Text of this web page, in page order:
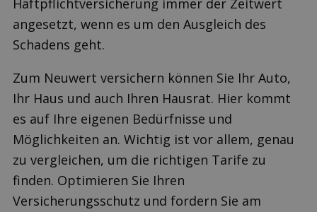
Haftpflichtversicherung immer der Zeitwert
angesetzt, wenn es um den Ausgleich des
Schadens geht.
Zum Neuwert versichern können Sie Ihr Auto,
Ihr Haus und auch Ihren Hausrat. Hier kommt
es auf Ihre eigenen Bedürfnisse und
Möglichkeiten an. Wichtig ist vor allem, genau
zu vergleichen, um die richtigen Tarife zu
finden. Optimieren Sie Ihren
Versicherungsschutz und fordern Sie am